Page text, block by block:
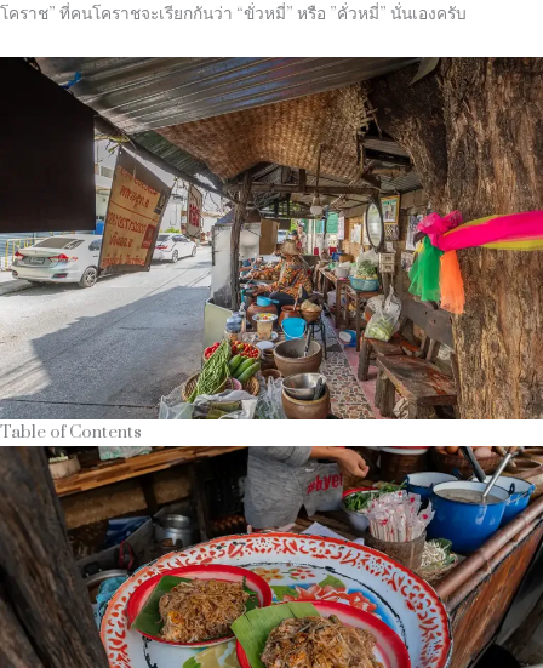
โคราช” ที่คนโคราชจะเรียกกันว่า “ขั่วหมี่” หรือ ”คั่วหมี่” นั่นเองครับ
Table of Contents